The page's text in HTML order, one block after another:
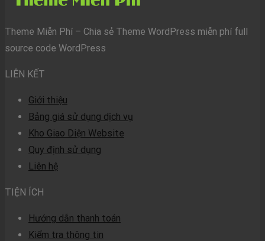
Theme Miễn Phí – Chia sẻ Theme WordPress miễn phí full
source code WordPress
LIÊN KẾT
Giới thiệu
Bảng giá sử dụng dịch vụ
Kho Giao Diện Website
Quy định sử dụng
Liên hệ
TIỆN ÍCH
Hướng dẫn thanh toán
Kiểm tra thông tin